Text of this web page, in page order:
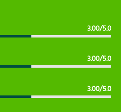
3.00/5.0
3.00/5.0
3.00/5.0